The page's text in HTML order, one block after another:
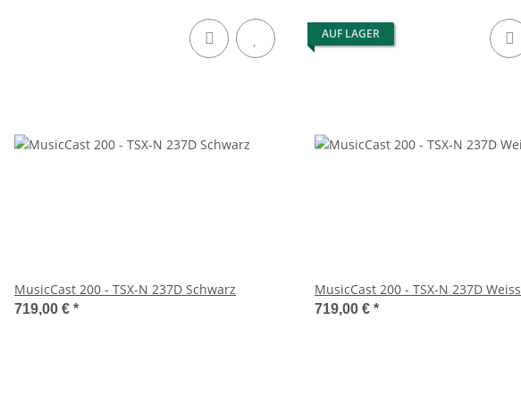
MusicCast 200 - TSX-N 237D Schwarz
719,00 € *
AUF LAGER
MusicCast 200 - TSX-N 237D Weiss
719,00 € *